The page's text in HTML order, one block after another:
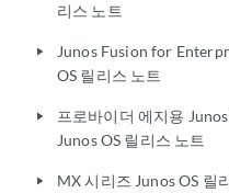
리스 노트
play_arrow
Junos Fusion for
OS 릴리스 노트
play_arrow
프로바이더 에지용
Junos OS 릴리스 노트
play_arrow MX 시리즈 Junos OS 릴